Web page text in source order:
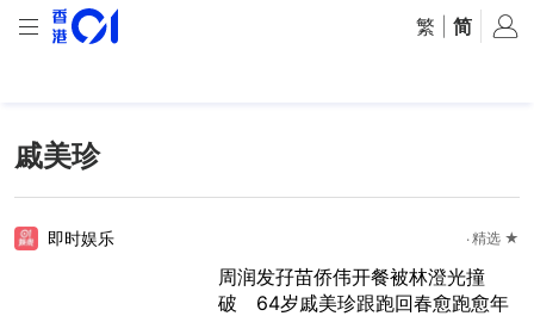
繁 简
戚美珍
即时娱乐 精选 ★
周润发孖苗侨伟开餐被林澄光撞
破 64岁戚美珍跟跑回春愈跑愈年